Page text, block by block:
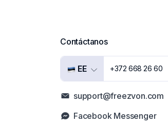
Contáctanos
EE +372 668 26 60
support@freezvon.com
Facebook Messenger